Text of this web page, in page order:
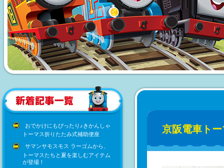
おでかけにもぴったり♪きかんしゃ
トーマス折りたたみ式補助便座
サマンサモスモス ラーゴムから、
トーマスたちと夏を楽しむアイテム
が登場！
京阪電車ト